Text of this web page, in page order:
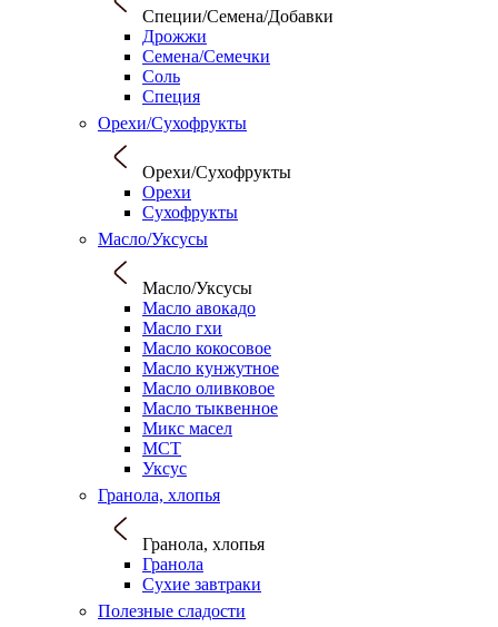
Специи/Семена/Добавки
Дрожжи
Семена/Семечки
Соль
Специя
Орехи/Сухофрукты
Орехи/Сухофрукты
Орехи
Сухофрукты
Масло/Уксусы
Масло/Уксусы
Масло авокадо
Масло гхи
Масло кокосовое
Масло кунжутное
Масло оливковое
Масло тыквенное
Микс масел
МСТ
Уксус
Гранола, хлопья
Гранола, хлопья
Гранола
Сухие завтраки
Полезные сладости